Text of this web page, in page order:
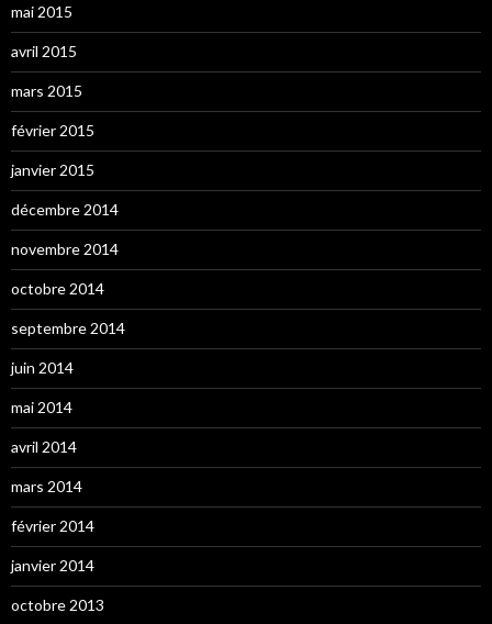
mai 2015
avril 2015
mars 2015
février 2015
janvier 2015
décembre 2014
novembre 2014
octobre 2014
septembre 2014
juin 2014
mai 2014
avril 2014
mars 2014
février 2014
janvier 2014
octobre 2013